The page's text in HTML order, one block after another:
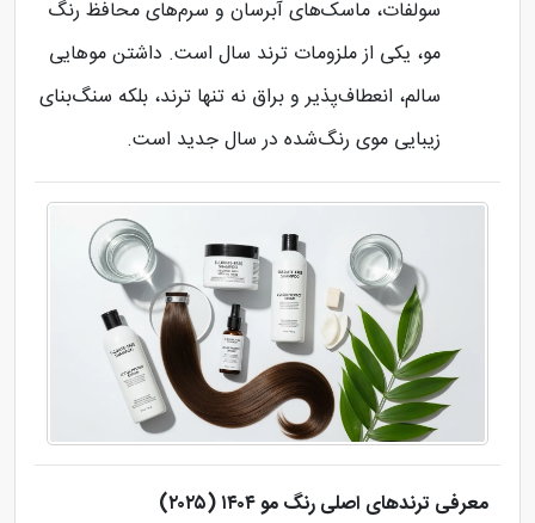
سولفات، ماسک‌های آبرسان و سرم‌های محافظ رنگ
مو، یکی از ملزومات ترند سال است. داشتن موهایی
سالم، انعطاف‌پذیر و براق نه تنها ترند، بلکه سنگ‌بنای
زیبایی موی رنگ‌شده در سال جدید است.
معرفی ترندهای اصلی رنگ مو ۱۴۰۴ (۲۰۲۵)